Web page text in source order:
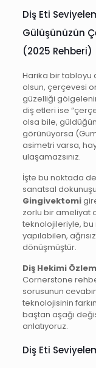
Diş Eti
Gülüşünüzün
(2025 Rehberi)
Harika bir tabloyu
olsun, çerçevesi
güzelliği
diş etleri ise
olsa bile,
görünüyorsa
asimetri varsa,
ulaşamazsınız.
İşte bu noktada
sanatsal
Gingivektomi
zorlu bir ameliyat
teknolojileriyle, bu
yapılabilen,
dönüşmüştür.
Diş Hekimi
Cornerstone
sorusunun
teknolojisinin
baştan aşağı
anlatıyoruz.
Diş Eti